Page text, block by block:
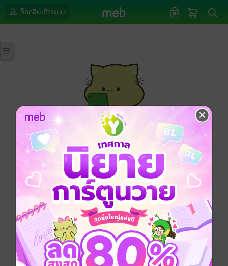
ล็อกอินเข้าระบบ
กรุณาเข้าสู่ระบบก่อนดำเนินรายการด้วยค่ะ
ล็อกอินเข้าระบบ